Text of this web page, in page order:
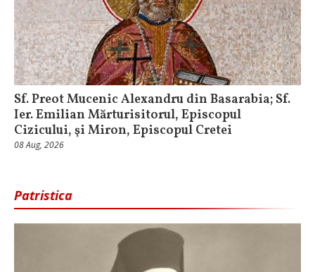
Sf. Preot Mucenic Alexandru din Basarabia; Sf.
Ier. Emilian Mărturisitorul, Episcopul
Cizicului, şi Miron, Episcopul Cretei
08 Aug, 2026
Patristica